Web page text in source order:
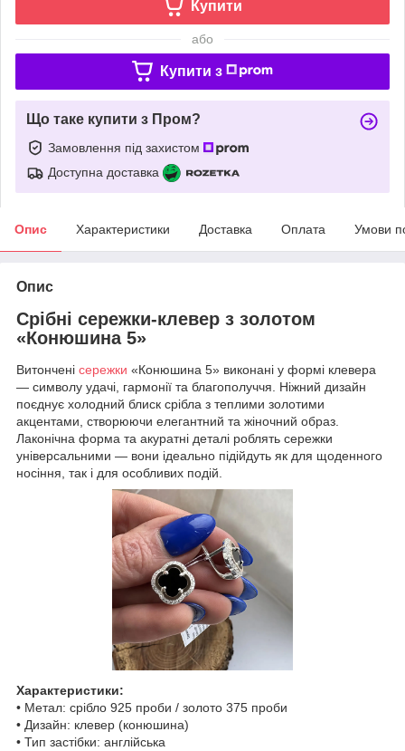
Купити
або
Купити з
Що таке купити з Пром?
Замовлення під захистом
Доступна доставка
Опис Характеристики Доставка Оплата Умови
Опис
Срібні сережки-клевер з золотом
«Конюшина 5»
Витончені сережки «Конюшина 5» виконані у формі клевера
— символу удачі, гармонії та благополуччя. Ніжний дизайн
поєднує холодний блиск срібла з теплими золотими
акцентами, створюючи елегантний та жіночний образ.
Лаконічна форма та акуратні деталі роблять сережки
універсальними — вони ідеально підійдуть як для щоденного
носіння, так і для особливих подій.
Характеристики:
• Метал: срібло 925 проби / золото 375 проби
• Дизайн: клевер (конюшина)
• Тип застібки: англійська